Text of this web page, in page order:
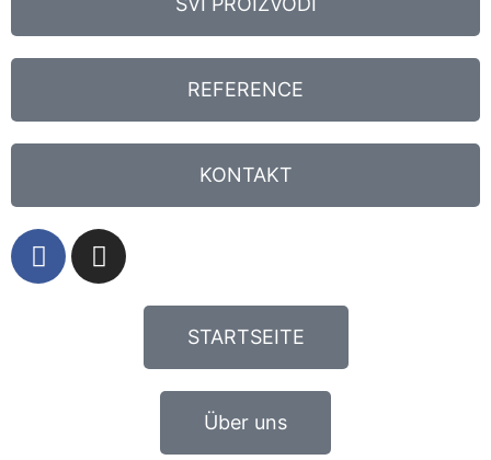
REFERENCE
KONTAKT
STARTSEITE
Über uns